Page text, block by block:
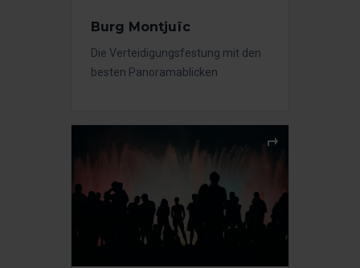
Burg Montjuïc
Die Verteidigungsfestung mit den
besten Panoramablicken